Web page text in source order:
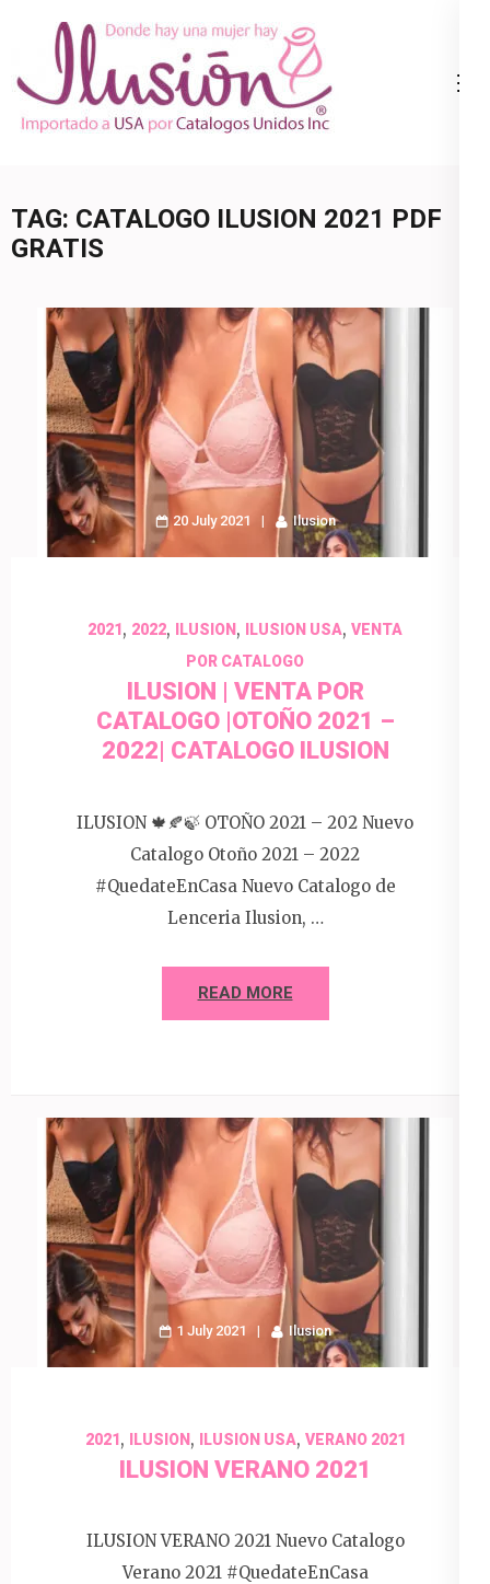
content
(Press
Ropa Interior
800.825.9452
TAG: CATALOGO ILUSION 2021 PDF
GRATIS
20 July 2021 Ilusion
2021, 2022, ILUSION , ILUSION USA, VENTA
POR CATALOGO
ILUSION | VENTA POR
CATALOGO |OTOÑO 2021 –
2022| CATALOGO ILUSION
ILUSION 🍁🍂🍃 OTOÑO 2021 – 202 Nuevo
Catalogo Otoño 2021 – 2022
#QuedateEnCasa Nuevo Catalogo de
Lenceria Ilusion, …
READ MORE
1 July 2021 Ilusion
2021, ILUSION, ILUSION USA, VERANO 2021
ILUSION VERANO 2021
ILUSION VERANO 2021 Nuevo Catalogo
Verano 2021 #QuedateEnCasa